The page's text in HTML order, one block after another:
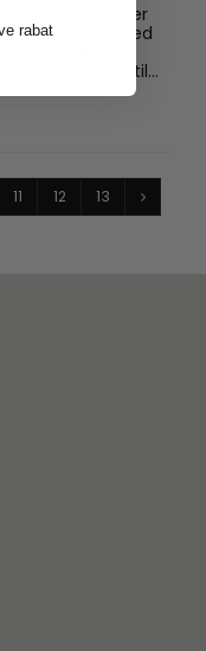
sin ankomst, er
på sofaen med
det kommer til...
11 12 13
rabat